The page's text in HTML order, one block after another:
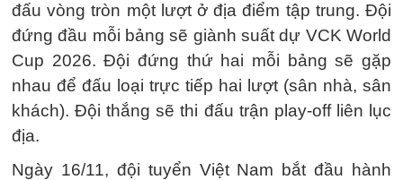
đấu vòng tròn một lượt ở địa điểm tập trung. Đội
đứng đầu mỗi bảng sẽ giành suất dự VCK World
Cup 2026. Đội đứng thứ hai mỗi bảng sẽ gặp
nhau để đấu loại trực tiếp hai lượt (sân nhà, sân
khách). Đội thắng sẽ thi đấu trận play-off liên lục
địa.
Ngày 16/11, đội tuyển Việt Nam bắt đầu hành